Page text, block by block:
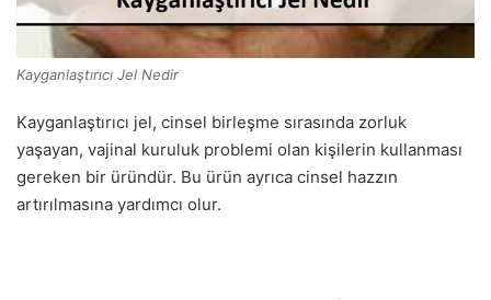
Kayganlaştırıcı Jel Nedir
Kayganlaştırıcı jel, cinsel birleşme sırasında zorluk
yaşayan, vajinal kuruluk problemi olan kişilerin kullanması
gereken bir üründür. Bu ürün ayrıca cinsel hazzın
artırılmasına yardımcı olur.